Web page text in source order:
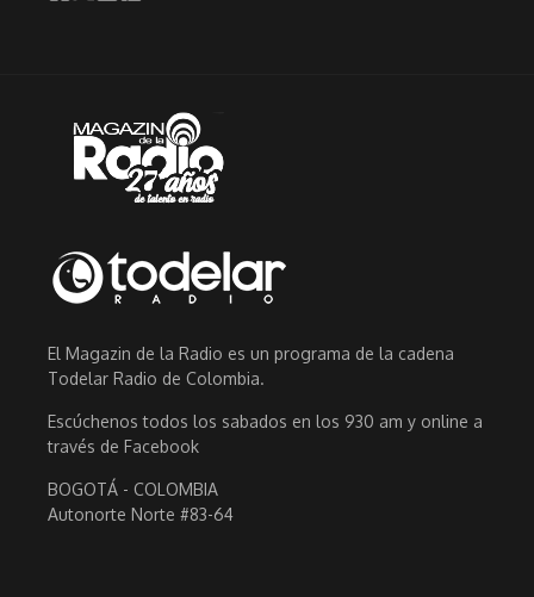
El Magazin de la Radio es un programa de la cadena
Todelar Radio de Colombia.
Escúchenos todos los sabados en los 930 am y online a
través de Facebook
BOGOTÁ - COLOMBIA
Autonorte Norte #83-64